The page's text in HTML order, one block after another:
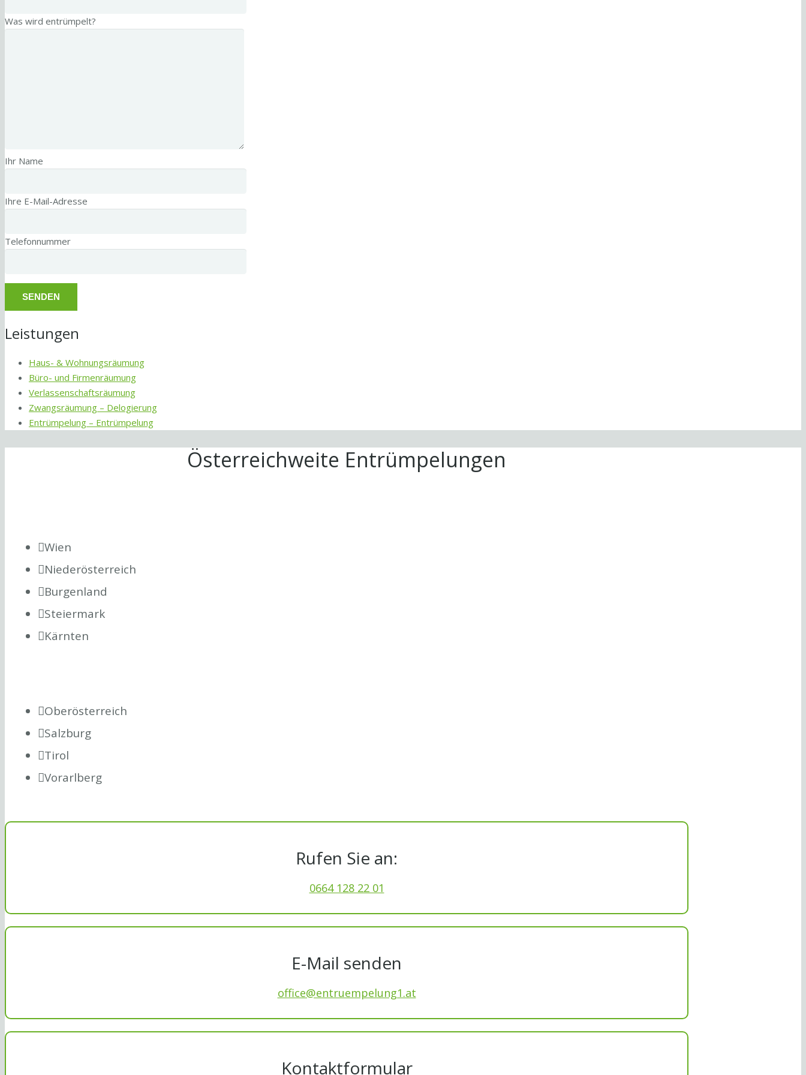
Was wird entrümpelt?
Ihr Name
Ihre E-Mail-Adresse
Telefonnummer
Leistungen
Haus- & Wohnungsräumung
Büro- und Firmenräumung
Verlassenschaftsräumung
Zwangsräumung – Delogierung
Entrümpelung – Entrümpelung
Österreichweite Entrümpelungen
Wien
Niederösterreich
Burgenland
Steiermark
Kärnten
Oberösterreich
Salzburg
Tirol
Vorarlberg
Rufen Sie an:
0664 128 22 01
E-Mail senden
office@entruempelung1.at
Kontaktformular